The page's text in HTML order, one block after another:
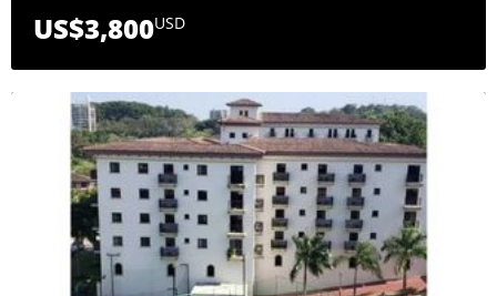
US$3,800USD